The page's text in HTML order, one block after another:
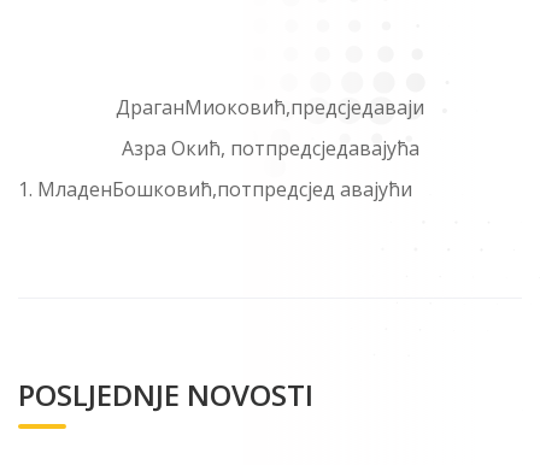
ДраганМиоковић,предсједаваји
Азра Окић, потпредсједавајућа
МладенБошковић,потпредсјед aвајући
POSLJEDNJE NOVOSTI